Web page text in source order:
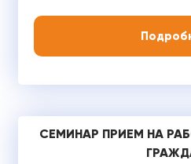
СЕМИНАР ПРИЕМ НА